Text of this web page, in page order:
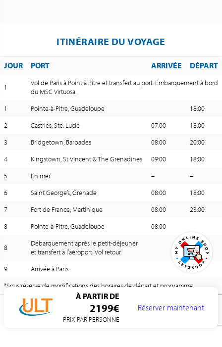
À PARTIR DE
2199€
PRIX PAR PERSONNE
Réserver maintenant
ITINÉRAIRE DU VOYAGE
JOUR PORT ARRIVÉE DÉPART
1
Vol de Paris à Point à Pitre et transfert au port. Embarquement à bord
du MSC Virtuosa.
1
Pointe-à-Pitre, Guadeloupe
18:00
2
Castries, Ste. Lucie 07:00
18:00
3
Bridgetown, Barbades 08:00
20:00
4
Kingstown, St Vincent & The Grenadines 09:00
18:00
5
En mer –
–
6
Saint George’s, Grenade 08:00
18:00
7
Fort de France, Martinique 08:00
23:00
8
Pointe-à-Pitre, Guadeloupe 08:00
8
Débarquement après le petit-déjeuner
et transfert à l’aéroport. Vol retour.
9
Arrivée à Paris.
*Sous réserve de modifications des horaires de départ et programme